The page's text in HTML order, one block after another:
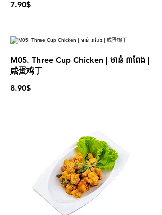
7.90$
M05. Three Cup Chicken | មាន់ ៣ពែង |
咸蛋鸡丁
8.90$